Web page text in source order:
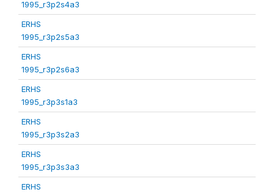
1995_r3p2s4a3
ERHS
1995_r3p2s5a3
ERHS
1995_r3p2s6a3
ERHS
1995_r3p3s1a3
ERHS
1995_r3p3s2a3
ERHS
1995_r3p3s3a3
ERHS